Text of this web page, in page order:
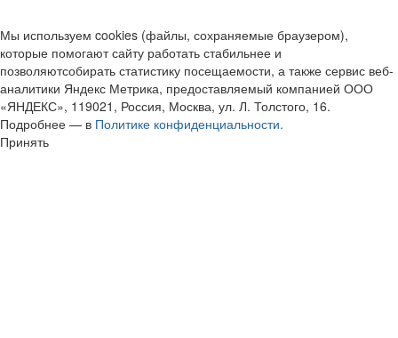
Мы используем cookies (файлы, сохраняемые браузером),
которые помогают сайту работать стабильнее и
позволяютсобирать статистику посещаемости, а также сервис веб-
аналитики Яндекс Метрика, предоставляемый компанией ООО
«ЯНДЕКС», 119021, Россия, Москва, ул. Л. Толстого, 16.
Подробнее — в Политике конфиденциальности.
Принять